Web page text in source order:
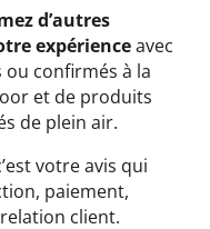
d’autres
expérienceavec
confirmés à la
et de produits
de plein air.
votre avis qui
paiement,
client.